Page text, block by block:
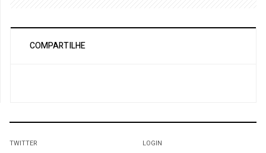
COMPARTILHE
TWITTER
LOGIN